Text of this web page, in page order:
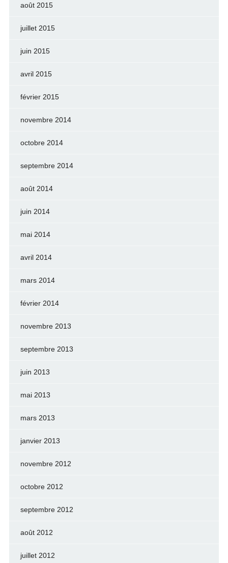
août 2015
juillet 2015
juin 2015
avril 2015
février 2015
novembre 2014
octobre 2014
septembre 2014
août 2014
juin 2014
mai 2014
avril 2014
mars 2014
février 2014
novembre 2013
septembre 2013
juin 2013
mai 2013
mars 2013
janvier 2013
novembre 2012
octobre 2012
septembre 2012
août 2012
juillet 2012